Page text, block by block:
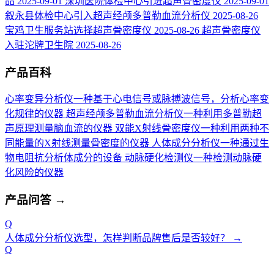
叙永县体检中心引入超声经颅多普勒血流分析仪 2025-08-26
宝鸡卫生服务站选择超声骨密度仪 2025-08-26 超声骨密度仪
入驻沱牌卫生院 2025-08-26
产品百科
心率变异分析仪一种基于心电信号或脉搏波信号，分析心率变
化规律的仪器 超声经颅多普勒血流分析仪一种利用多普勒超
声原理测量脑血流的仪器 双能X射线骨密度仪一种利用两种不
同能量的X射线测量骨密度的仪器 人体成分分析仪一种通过生
物电阻抗分析体成分的设备 动脉硬化检测仪一种检测动脉硬
化风险的仪器
产品问答 →
Q
人体成分分析仪选型，怎样判断品牌售后是否较好？
→
Q